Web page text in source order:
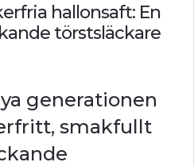
hallonsaft: En
törstsläckare
generationen
smakfullt